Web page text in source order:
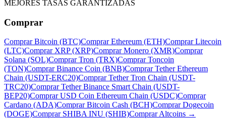
MEJORES TASAS GARANTIZADAS
Comprar
Comprar Bitcoin (BTC)Comprar Ethereum (ETH)Comprar Litecoin
(LTC)Comprar XRP (XRP)Comprar Monero (XMR)Comprar
Solana (SOL)Comprar Tron (TRX)Comprar Toncoin
(TON)Comprar Binance Coin (BNB)Comprar Tether Ethereum
Chain (USDT-ERC20)Comprar Tether Tron Chain (USDT-
TRC20)Comprar Tether Binance Smart Chain (USDT-
BEP20)Comprar USD Coin Ethereum Chain (USDC)Comprar
Cardano (ADA)Comprar Bitcoin Cash (BCH)Comprar Dogecoin
(DOGE)Comprar SHIBA INU (SHIB)Comprar Altcoins →